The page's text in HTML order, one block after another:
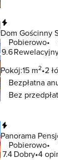
Dom Gościnny
Pobierowo
9.6
Pokój:15 m2 2
Bezpłatna
Bez
Panorama
Pobierowo
7.4 Dobry 4